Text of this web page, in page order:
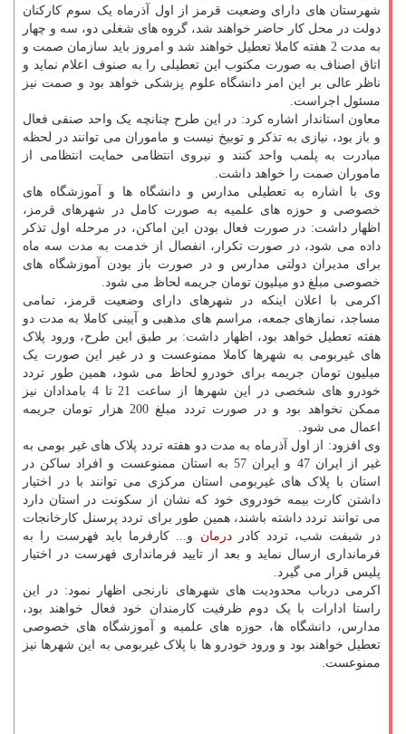
شهرستان های دارای وضعیت قرمز از اول آذرماه یک سوم کارکنان
دولت در محل کار حاضر خواهند شد، گروه های شغلی دو، سه و چهار
به مدت 2 هفته کاملا تعطیل خواهند شد و امروز باید سازمان صمت و
اتاق اصناف به صورت مکتوب این تعطیلی را به صنوف اعلام نماید و
ناظر عالی بر این امر دانشگاه علوم پزشکی خواهد بود و صمت نیز
مسئول اجراست.
معاون استاندار اشاره کرد: در این طرح چنانچه یک واحد صنفی فعال
و باز بود، نیازی به تذکر و توبیخ نیست و ماموران می توانند در لحظه
مبادرت به پلمب واحد کنند و نیروی انتظامی حمایت انتظامی از
ماموران صمت را خواهد داشت.
وی با اشاره به تعطیلی مدارس و دانشگاه ها و آموزشگاه های
خصوصی و حوزه های علمیه به صورت کامل در شهرهای قرمز،
اظهار داشت: در صورت فعال بودن این اماکن، در مرحله اول تذکر
داده می شود، در صورت تکرار، انفصال از خدمت به مدت سه ماه
برای مدیران دولتی مدارس و در صورت باز بودن آموزشگاه های
خصوصی مبلغ دو میلیون تومان جریمه لحاظ می شود.
اکرمی با اعلان اینکه در شهرهای دارای وضعیت قرمز، تمامی
مساجد، نمازهای جمعه، مراسم های مذهبی و آیینی کاملا به مدت دو
هفته تعطیل خواهد بود، اظهار داشت: بر طبق این طرح، ورود پلاک
های غیربومی به شهرها کاملا ممنوعست و در غیر این صورت یک
میلیون تومان جریمه برای خودرو لحاظ می شود، همین طور تردد
خودرو های شخصی در این شهرها از ساعت 21 تا 4 بامدادان نیز
ممکن نخواهد بود و در صورت تردد مبلغ 200 هزار تومان جریمه
اعمال می شود.
وی افزود: از اول آذرماه به مدت دو هفته تردد پلاک های غیر بومی به
غیر از ایران 47 و ایران 57 به استان ممنوعست و افراد ساکن در
استان با پلاک های غیربومی استان مرکزی می توانند با در اختیار
داشتن کارت بیمه خودروی خود که نشان از سکونت در استان دارد
می توانند تردد داشته باشند، همین طور برای تردد پرسنل کارخانجات
در شیفت شب، تردد کادردرمان و... کارفرما باید فهرست را به
فرمانداری ارسال نماید و بعد از تایید فرمانداری فهرست در اختیار
پلیس قرار می گیرد.
اکرمی درباب محدودیت های شهرهای نارنجی اظهار نمود: در این
راستا ادارات با یک دوم ظرفیت کارمندان خود فعال خواهند بود،
مدارس، دانشگاه ها، حوزه های علمیه و آموزشگاه های خصوصی
تعطیل خواهند بود و ورود خودرو ها با پلاک غیربومی به این شهرها نیز
ممنوعست.